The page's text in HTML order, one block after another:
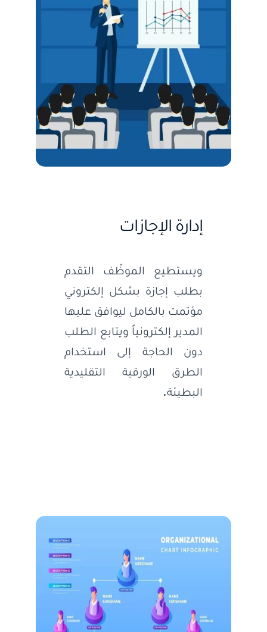
إدارة الإجازات
ويستطيع الموظّف التقدم
بطلب إجازة بشكل إلكتروني
مؤتمت بالكامل ليوافق عليها
المدير إلكترونياً ويتابع الطلب
دون الحاجة إلى استخدام
الطرق الورقية التقليدية
البطيئة.